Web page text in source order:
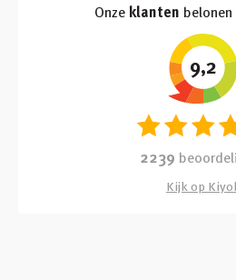
Onze klanten
9,2
2239
Kijk op